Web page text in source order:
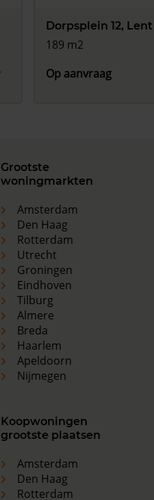
Dorpsplein 12, Lent
189 m2
Op aanvraag
Grootste
woningmarkten
Amsterdam
Den Haag
Rotterdam
Utrecht
Groningen
Eindhoven
Tilburg
Almere
Breda
Haarlem
Apeldoorn
Nijmegen
Koopwoningen
grootste plaatsen
Amsterdam
Den Haag
Rotterdam